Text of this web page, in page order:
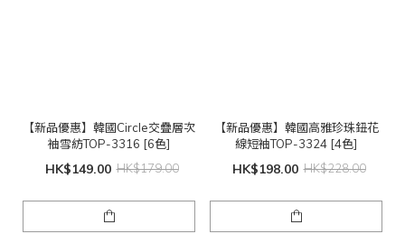
【新品優惠】韓國Circle交疊層次
袖雪紡TOP-3316 [6色]
HK$149.00 HK$179.00
【新品優惠】韓國高雅珍珠鈕花
線短袖TOP-3324 [4色]
HK$198.00 HK$228.00